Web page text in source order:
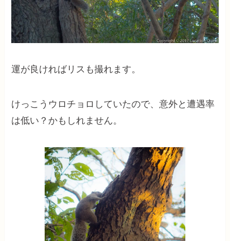
運が良ければリスも撮れます。
けっこうウロチョロしていたので、意外と遭遇率
は低い？かもしれません。